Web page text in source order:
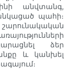
անվտանգ,
պահի։
ձեր
և կանխել